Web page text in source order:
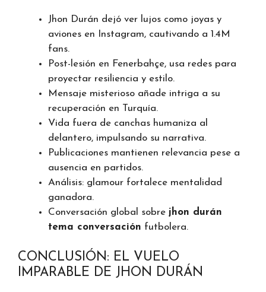
Jhon Durán dejó ver lujos como joyas y
aviones en Instagram, cautivando a 1.4M
fans.
Post-lesión en Fenerbahçe, usa redes para
proyectar resiliencia y estilo.
Mensaje misterioso añade intriga a su
recuperación en Turquía.
Vida fuera de canchas humaniza al
delantero, impulsando su narrativa.
Publicaciones mantienen relevancia pese a
ausencia en partidos.
Análisis: glamour fortalece mentalidad
ganadora.
Conversación global sobre jhon durán
tema conversación futbolera.
CONCLUSIÓN: EL VUELO
IMPARABLE DE JHON DURÁN